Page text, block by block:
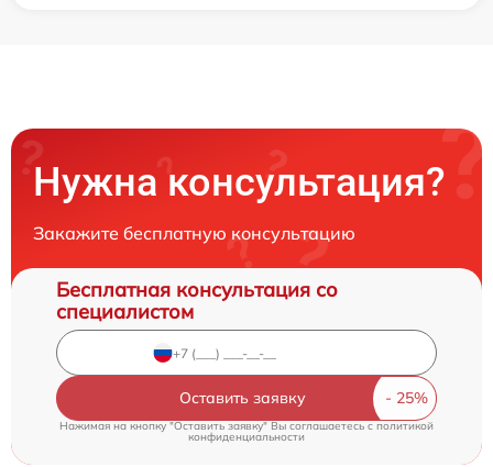
Нужна консультация?
Закажите бесплатную консультацию
Бесплатная консультация со
специалистом
Оставить заявку
Нажимая на кнопку "Оставить заявку" Вы соглашаетесь c политикой
конфиденциальности